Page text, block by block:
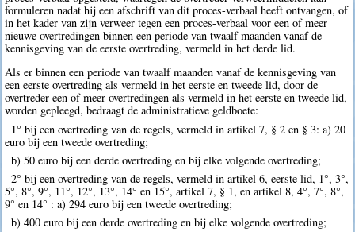
formuleren nadat hij een afschrift van dit proces-verbaal heeft ontvangen, of
in het kader van zijn verweer tegen een proces-verbaal voor een of meer
nieuwe overtredingen binnen een periode van twaalf maanden vanaf de
kennisgeving van de eerste overtreding, vermeld in het derde lid.
Als er binnen een periode van twaalf maanden vanaf de kennisgeving van
een eerste overtreding als vermeld in het eerste en tweede lid, door de
overtreder een of meer overtredingen als vermeld in het eerste en tweede lid,
worden gepleegd, bedraagt de administratieve geldboete:
1° bij een overtreding van de regels, vermeld in artikel 7, § 2 en § 3: a) 20
euro bij een tweede overtreding;
b) 50 euro bij een derde overtreding en bij elke volgende overtreding;
2° bij een overtreding van de regels, vermeld in artikel 6, eerste lid, 1°, 3°,
5°, 8°, 9°, 11°, 12°, 13°, 14° en 15°, artikel 7, § 1, en artikel 8, 4°, 7°, 8°,
9° en 14° : a) 294 euro bij een tweede overtreding;
b) 400 euro bij een derde overtreding en bij elke volgende overtreding;